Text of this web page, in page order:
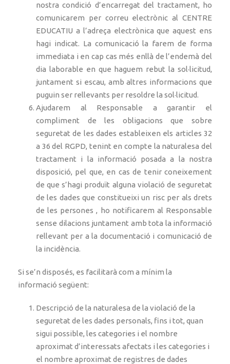
nostra condició d’encarregat del tractament, ho
comunicarem per correu electrònic al CENTRE
EDUCATIU a l’adreça electrònica que aquest ens
hagi indicat. La comunicació la farem de forma
immediata i en cap cas més enllà de l’endemà del
dia laborable en que haguem rebut la sol·licitud,
juntament si escau, amb altres informacions que
puguin ser rellevants per resoldre la sol·licitud.
Ajudarem al Responsable a garantir el
compliment de les obligacions que sobre
seguretat de les dades estableixen els articles 32
a 36 del RGPD, tenint en compte la naturalesa del
tractament i la informació posada a la nostra
disposició, pel que, en cas de tenir coneixement
de que s’hagi produït alguna violació de seguretat
de les dades que constitueixi un risc per als drets
de les persones , ho notificarem al Responsable
sense dilacions juntament amb tota la informació
rellevant per a la documentació i comunicació de
la incidència.
Si se’n disposés, es facilitarà com a mínim la
informació següent:
Descripció de la naturalesa de la violació de la
seguretat de les dades personals, fins i tot, quan
sigui possible, les categories i el nombre
aproximat d’interessats afectats i les categories i
el nombre aproximat de registres de dades